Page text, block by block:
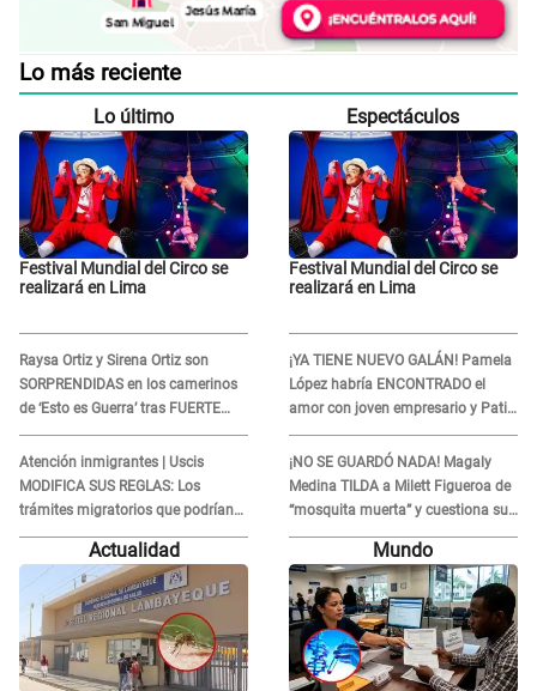
Lo más reciente
Lo último
Festival Mundial del Circo se
realizará en Lima
Raysa Ortiz y Sirena Ortiz son
SORPRENDIDAS en los camerinos
de ‘Esto es Guerra’ tras FUERTE
ENFRENTAMIENTO con Gabriel
Moisés: “Gracias”
Atención inmigrantes | Uscis
MODIFICA SUS REGLAS: Los
trámites migratorios que podrían
necesitar tu prueba de ADN
Espectáculos
Festival Mundial del Circo se
realizará en Lima
¡YA TIENE NUEVO GALÁN! Pamela
López habría ENCONTRADO el
amor con joven empresario y Pati
Lorena la ECHA en VIVO
¡NO SE GUARDÓ NADA! Magaly
Medina TILDA a Milett Figueroa de
“mosquita muerta” y cuestiona su
RECONCILIACIÓN con Marcelo
Tinelli en TV argentina
Actualidad Mundo